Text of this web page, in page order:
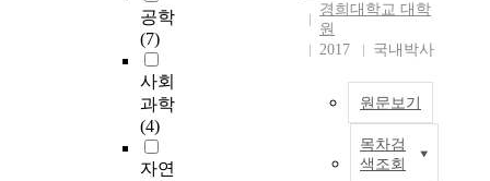
공학
(7)
사회
과학
(4)
자연
경희대학교 대학
원
2017
국내박사
원문보기
목차검
색조회